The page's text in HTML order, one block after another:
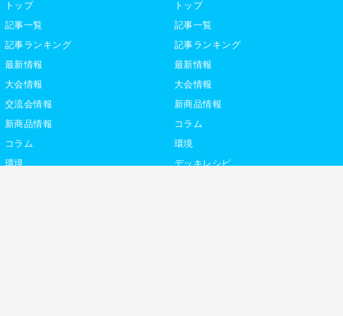
トップ
記事一覧
記事ランキング
最新情報
大会情報
交流会情報
新商品情報
コラム
環境
トップ
記事一覧
記事ランキング
最新情報
大会情報
新商品情報
コラム
環境
デッキレシピ